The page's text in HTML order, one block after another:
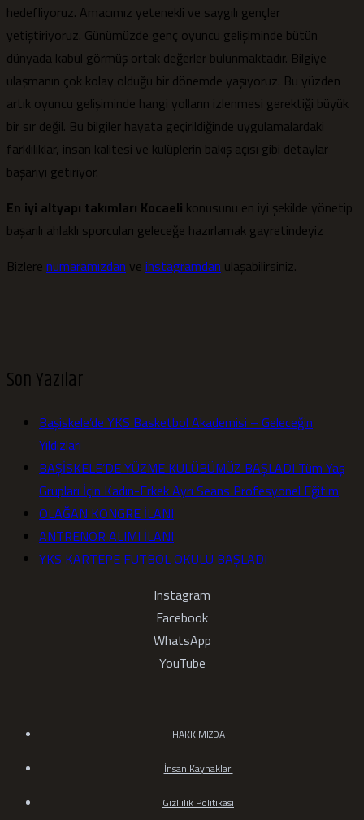
hedefliyoruz. Amacımız yetenekli ve saygılı gençler
yetiştiriyoruz. Günümüzde genç oyuncu gelişiminde bütün
dünyada kabul görmüş ortak değerler bulunmaktadır. Bilgiye
ulaşmanın çok kolay olduğu bir dönemde yaşıyoruz. Bu yüzden
artık oyuncu gelişiminde hangi yolların izlenmesi gerektiği büyük
bir sır değil. Bu bilgiler hayata geçirildiğinde uygulamalardaki
farklılıklar, insan kalitesi ve kulüplerin bakış açısı gibi detaylar
başarıyı getiriyor.
En iyi altyapı takımları Kocaeli konusunu en iyi şekilde yönetip
başarılı ahlaklı sporcuları geleceğe hazırlamak gayretindeyiz
Bizlere numaramızdan ve instagramdan ulaşabilirsiniz.
Son Yazılar
Başiskele’de YKS Basketbol Akademisi – Geleceğin
Yıldızları
BAŞİSKELE’DE YÜZME KULÜBÜMÜZ BAŞLADI Tüm Yaş
Grupları İçin Kadın-Erkek Ayrı Seans Profesyonel Eğitim
OLAĞAN KONGRE İLANI
ANTRENÖR ALIMI İLANI
YKS KARTEPE FUTBOL OKULU BAŞLADI
Instagram
Facebook
WhatsApp
YouTube
HAKKIMIZDA
İnsan Kaynakları
Gizllilik Politikası